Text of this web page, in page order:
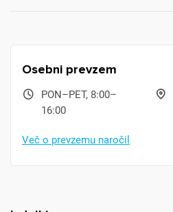
Osebni prevzem
PON–PET, 8:00–
16:00
Več o prevzemu naročil